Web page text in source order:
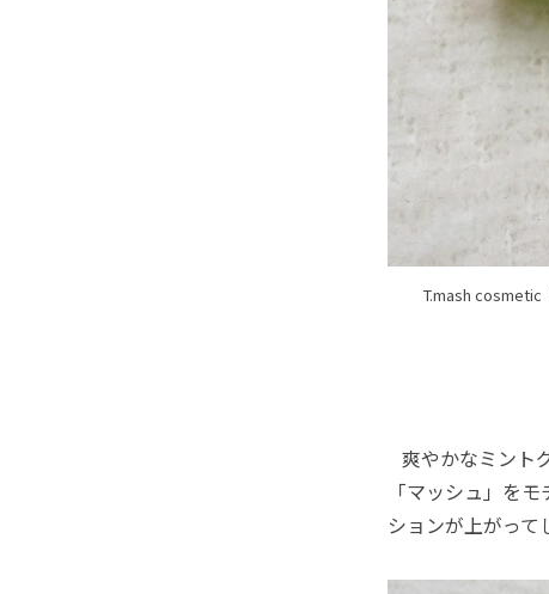
T.mash cosmetic
爽やかなミント
「マッシュ」を
ションが上がって